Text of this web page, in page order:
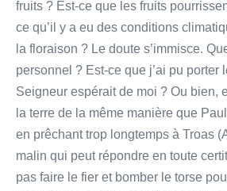
fruits ? Est-ce que les fruits
ce qu’il y a eu des conditions
la floraison ? Le doute s’immisce.
personnel ? Est-ce que j’ai pu porter
Seigneur espérait de moi ? Ou bien,
la terre de la même manière que
en prêchant trop longtemps à Troas
malin qui peut répondre en toute
pas faire le fier et bomber le torse